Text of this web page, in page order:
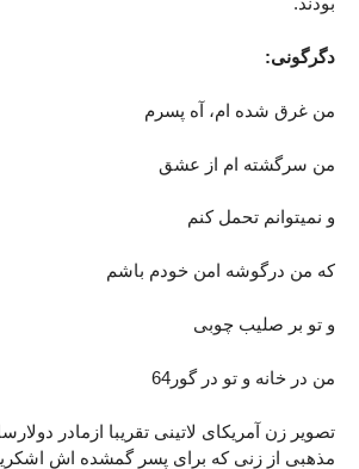
دگرگونی:
من غرق شده ام، آه پسرم
من سرگشته ام از عشق
و نمیتوانم تحمل کنم
که من درگوشه امن خودم باشم
و تو بر صلیب چوبی
من در خانه و تو در گور64
تصویر زن آمریکای لاتینی تقریبا ازمادر
مذهبی از زنی که برای پسر گمشده اش